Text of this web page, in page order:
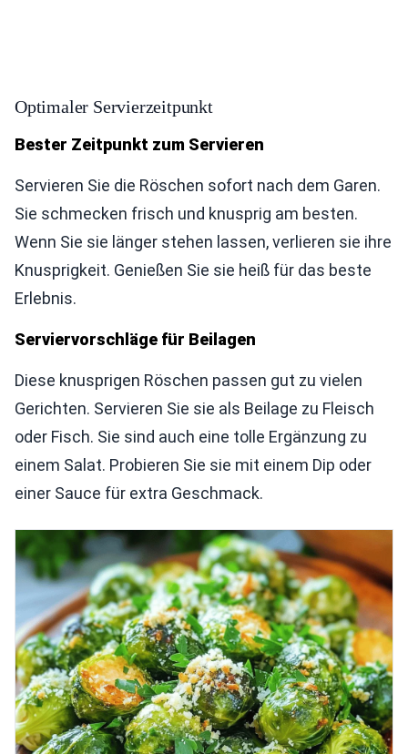
Optimaler Servierzeitpunkt
Bester Zeitpunkt zum Servieren
Servieren Sie die Röschen sofort nach dem Garen.
Sie schmecken frisch und knusprig am besten.
Wenn Sie sie länger stehen lassen, verlieren sie ihre
Knusprigkeit. Genießen Sie sie heiß für das beste
Erlebnis.
Serviervorschläge für Beilagen
Diese knusprigen Röschen passen gut zu vielen
Gerichten. Servieren Sie sie als Beilage zu Fleisch
oder Fisch. Sie sind auch eine tolle Ergänzung zu
einem Salat. Probieren Sie sie mit einem Dip oder
einer Sauce für extra Geschmack.